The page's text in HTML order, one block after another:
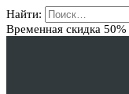
Найти:
Временная скидка 50%